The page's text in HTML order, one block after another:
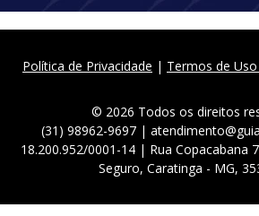
Política de Privacidade | Termos de
© 2026 Todos os direitos
(31) 98962-9697 |
18.200.952/0001-14 | Rua Copacabana
Seguro, Caratinga - MG,